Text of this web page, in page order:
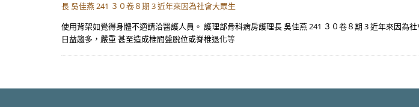
長 吳佳燕 241 ３０卷８期 3 近年來因為社會大眾生
使用背架如覺得身體不適請洽醫護人員。 護理部骨科病房護理長 吳佳燕 241 ３０卷８期 3 近年來因
日益趨多，嚴重 甚至造成椎間盤脫位或脊椎退化等